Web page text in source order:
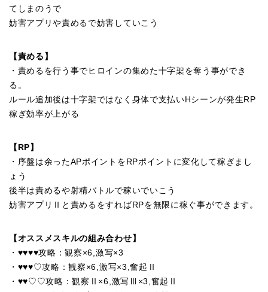
てしまのうで
妨害アプリや責めるで妨害していこう
【責める】
・責めるを行う事でヒロインの集めた十字架を奪う事ができ
る。
ルール追加後は十字架ではなく身体で支払いHシーンが発生RP
稼ぎ効率が上がる
【RP】
・序盤は余ったAPポイントをRPポイントに変化して稼ぎまし
ょう
後半は責めるや射精バトルで稼いでいこう
妨害アプリⅡと責めるをすればRPを無限に稼ぐ事ができます。
【オススメスキルの組み合わせ】
・♥♥♥♥攻略：観察×6,激写×3
・♥♥♥♡攻略：観察×6,激写×3,奮起Ⅱ
・♥♥♡♡攻略：観察Ⅱ×6,激写Ⅲ×3,奮起Ⅱ